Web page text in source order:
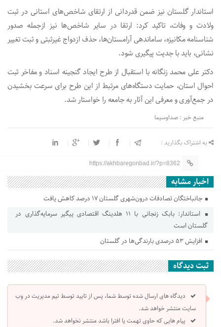
استاندار گلستان نیز ضمن قدردانی از ارتقای شاخص‌های استانی در ثبت
ولادت و وفات، تاکید کرد: ارتقا در سایر شاخص‌ها نیز ازجمله صدور
شناسنامه مکانیزه، ساماندهی آرامستان‌ها، حذف ازدواج غیرثبتی و ثبت تغییر
نشانی، باید با جدیت پیگیری شود.
دکتر علی محمد زنگانه با استقبال از طرح ایجاد گنجینه اسناد و مفاخر ثبت
احوال استان، حمایت دستگاه‌های مرتبط از این طرح برای سرعت بخشیدن
در جمع‌آوری و معرفی این آثار به جامعه را خواستار شد.
منبع خبر : صداوسیما
به اشتراک بگذارید :
https://akhbaregonbad.ir/?p=8362
اخبار مشابه
جانباختگان تصادفات درون‌شهری گلستان ۱۷ درصد کاهش یافت
استاندار: بابک زنجانی با ۱۱ هلدینگ اقتصادی پیگیر سرمایه‌گذاری در
گلستان است
افزایش ۵۳ درصدی بارندگی‌ها در گلستان
ثبت دیدگاه
دیدگاه های ارسال شده توسط شما، پس از تایید توسط تیم مدیریت در وب
سایت منتشر خواهد شد.
پیام هایی که حاوی تهمت یا افترا باشد منتشر نخواهد شد.